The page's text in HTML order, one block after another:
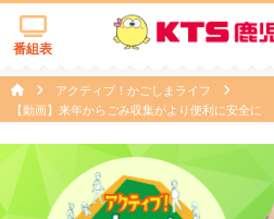
番組表
アクティブ！かごしまライフ
【動画】来年からごみ収集がより便利に安全に